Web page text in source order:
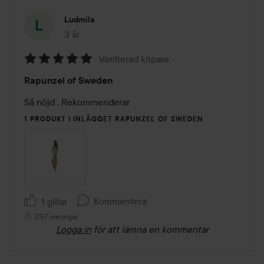
medicinering och vissa sjukdomar. Konsultera med din
läkare om du är osäker. Ta reda på en eventuell allergi
Ludmila
3 år
Inlägget skapades 3 år
5
av
5
Verifierad köpare
Rapunzel of Sweden
Så nöjd . Rekommenderar
1 PRODUKT I INLÄGGET RAPUNZEL OF SWEDEN
1 gillar Kommentera
1757 visningar
Logga in för att lämna en kommentar